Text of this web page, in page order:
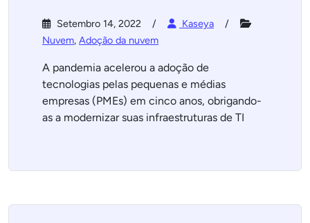
Setembro 14, 2022
Kaseya
Nuvem, Adoção da nuvem
A pandemia acelerou a adoção de
tecnologias pelas pequenas e médias
empresas (PMEs) em cinco anos, obrigando-
as a modernizar suas infraestruturas de TI